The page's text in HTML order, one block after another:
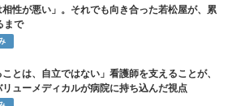
相性が悪い」。それでも向き合った若松屋が、累
まで
ことは、自立ではない」看護師を支えることが、
リューメディカルが病院に持ち込んだ視点